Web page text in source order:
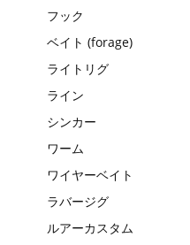
フック
ベイト (forage)
ライトリグ
ライン
シンカー
ワーム
ワイヤーベイト
ラバージグ
ルアーカスタム